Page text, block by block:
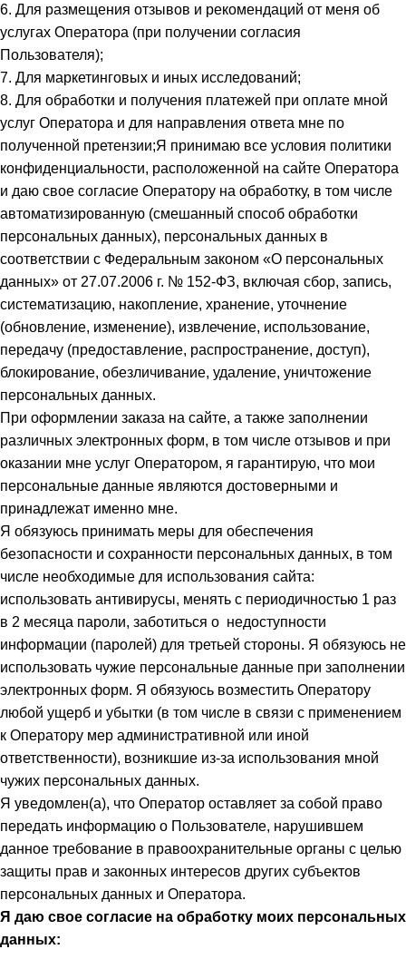
6. Для размещения отзывов и рекомендаций от меня об
услугах Оператора (при получении согласия
Пользователя);
7. Для маркетинговых и иных исследований;
8. Для обработки и получения платежей при оплате мной
услуг Оператора и для направления ответа мне по
полученной претензии;Я принимаю все условия политики
конфиденциальности, расположенной на сайте Оператора
и даю свое согласие Оператору на обработку, в том числе
автоматизированную (смешанный способ обработки
персональных данных), персональных данных в
соответствии с Федеральным законом «О персональных
данных» от 27.07.2006 г. № 152-ФЗ, включая сбор, запись,
систематизацию, накопление, хранение, уточнение
(обновление, изменение), извлечение, использование,
передачу (предоставление, распространение, доступ),
блокирование, обезличивание, удаление, уничтожение
персональных данных.
При оформлении заказа на сайте, а также заполнении
различных электронных форм, в том числе отзывов и при
оказании мне услуг Оператором, я гарантирую, что мои
персональные данные являются достоверными и
принадлежат именно мне.
Я обязуюсь принимать меры для обеспечения
безопасности и сохранности персональных данных, в том
числе необходимые для использования сайта:
использовать антивирусы, менять с периодичностью 1 раз
в 2 месяца пароли, заботиться о недоступности
информации (паролей) для третьей стороны. Я обязуюсь не
использовать чужие персональные данные при заполнении
электронных форм. Я обязуюсь возместить Оператору
любой ущерб и убытки (в том числе в связи с применением
к Оператору мер административной или иной
ответственности), возникшие из-за использования мной
чужих персональных данных.
Я уведомлен(а), что Оператор оставляет за собой право
передать информацию о Пользователе, нарушившем
данное требование в правоохранительные органы с целью
защиты прав и законных интересов других субъектов
персональных данных и Оператора.
Я даю свое согласие на обработку моих персональных
данных: